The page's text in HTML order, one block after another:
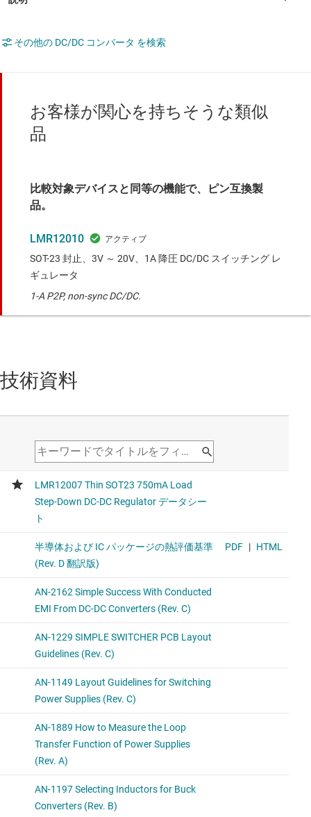
その他の DC/DC コンバータ を検索
お客様が関心を持ちそうな類似
品
比較対象デバイスと同等の機能で、ピン互換製
品。
LMR12010
SOT-23 封止、3V ～ 20V、1A 降圧 DC/DC スイッチング レ
ギュレータ
1-A P2P, non-sync DC/DC.
技術資料